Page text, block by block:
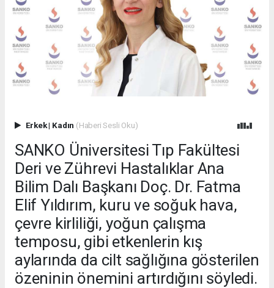
Erkek| Kadın (Haberi Sesli Oku)
SANKO Üniversitesi Tıp Fakültesi
Deri ve Zührevi Hastalıklar Ana
Bilim Dalı Başkanı Doç. Dr. Fatma
Elif Yıldırım, kuru ve soğuk hava,
çevre kirliliği, yoğun çalışma
temposu, gibi etkenlerin kış
aylarında da cilt sağlığına gösterilen
özeninin önemini artırdığını söyledi.